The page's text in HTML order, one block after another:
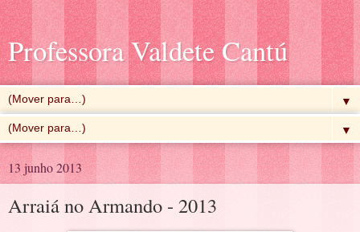
Professora Valdete Cantú
▼
▼
13 junho 2013
Arraiá no Armando - 2013